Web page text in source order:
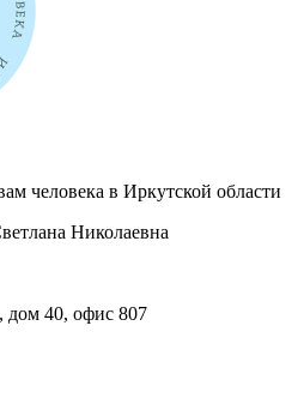
человека в Иркутской области
Николаевна
дом 40, офис 807